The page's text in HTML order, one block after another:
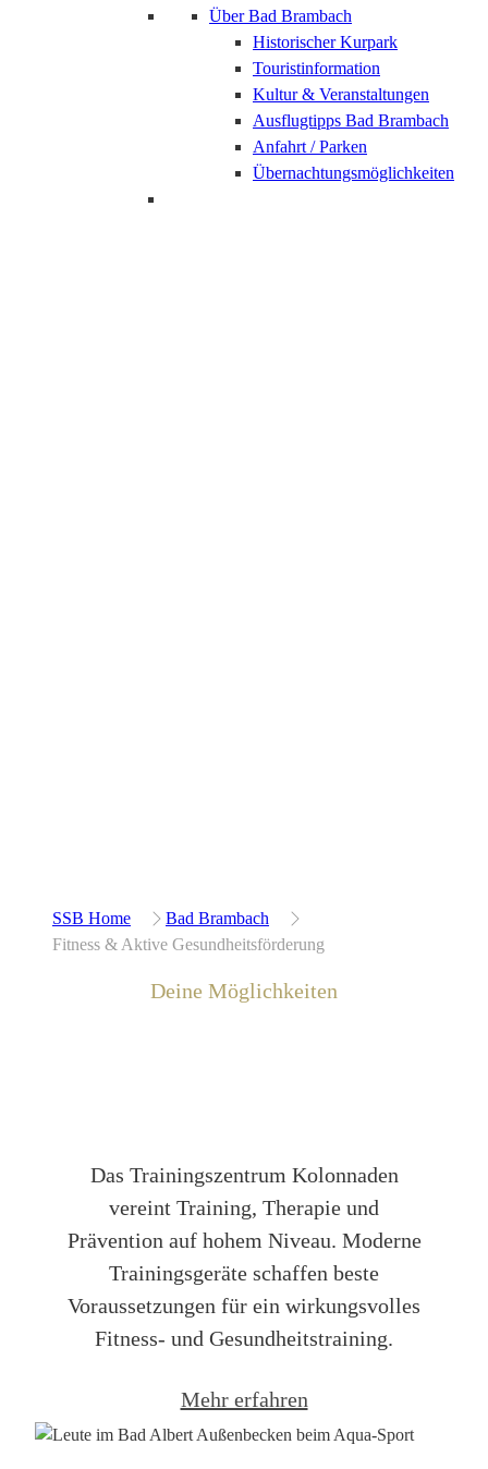
Über Bad Brambach
Historischer Kurpark
Touristinformation
Kultur & Veranstaltungen
Ausflugtipps Bad Brambach
Anfahrt / Parken
Übernachtungsmöglichkeiten
SSB Home
Bad Brambach
Fitness & Aktive Gesundheitsförderung
Deine Möglichkeiten
Das Trainingszentrum Kolonnaden
vereint Training, Therapie und
Prävention auf hohem Niveau. Moderne
Trainingsgeräte schaffen beste
Voraussetzungen für ein wirkungsvolles
Fitness- und Gesundheitstraining.
Mehr erfahren